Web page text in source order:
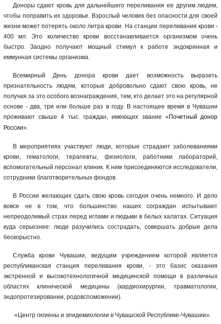
Доноры сдают кровь для дальнейшего переливания ее другим людям,
чтобы поправить их здоровье. Взрослый человек без опасности для своей
жизни может потерять около литра крови. На станции переливания крови -
400 мл. Это количество крови восстанавливается организмом очень
быстро. Заодно получают мощный стимул к работе эндокринная и
иммунная системы организма.
Всемирный День донора крови дает возможность выразить
признательность людям, которые добровольно сдают свою кровь, не
получая за это особого вознаграждения, тем, кто делает это на регулярной
основе - два, три или больше раз в году. В настоящее время в Чувашии
проживают свыше 4 тыс. граждан, имеющих звание «Почетный донор
России».
В мероприятиях участвуют люди, которые страдают заболеваниями
крови, гематологи, терапевты, физиологи, работники лабораторий,
вспомогательный персонал клиник. К ним присоединяются исследователи,
сотрудники благотворительных фондов.
В России желающих сдать свою кровь сегодня очень немного. И дело
вовсе не в том, что большинство наших сограждан испытывают
непреодолимый страх перед иглами и людьми в белых халатах. Ситуация
куда серьезнее: люди разучились сострадать, совершать добрые дела
бескорыстно.
Служба крови Чувашии, ведущим учреждением которой является
республиканская станция переливания крови, - это базис оказания
экстренной и высокотехнологичной медицинской помощи в различных
областях клинической медицины (кардиохирургии, травматологии,
эндопротезировании, родовспоможении).
«Центр гигиены и эпидемиологии в Чувашской Республике-Чувашии».